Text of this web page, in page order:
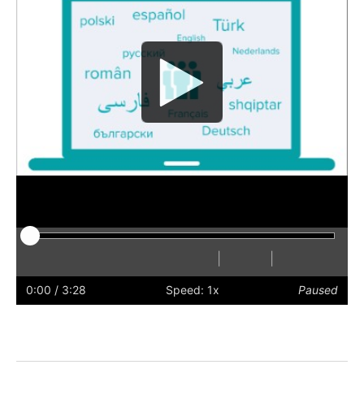
Hide
captions
FasterSlower
full
screen
0:00 / 3:28 Speed: 1x Paused